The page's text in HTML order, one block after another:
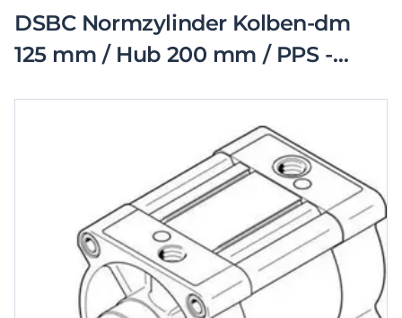
DSBC Normzylinder Kolben-dm
125 mm / Hub 200 mm / PPS -